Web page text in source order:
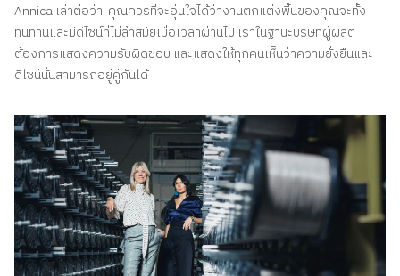
Annica เล่าต่อว่า: คุณควรที่จะอุ่นใจได้ว่างานตกแต่งพื้นของคุณจะทั้ง
ทนทานและมีดีไซน์ที่ไม่ล้าสมัยเมื่อเวลาผ่านไป เราในฐานะบริษัทผู้ผลิต
ต้องการแสดงความรับผิดชอบ และแสดงให้ทุกคนเห็นว่าความยั่งยืนและ
ดีไซน์นั้นสามารถอยู่คู่กันได้